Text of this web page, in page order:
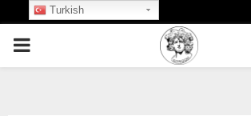
PRIMARY
Turkish